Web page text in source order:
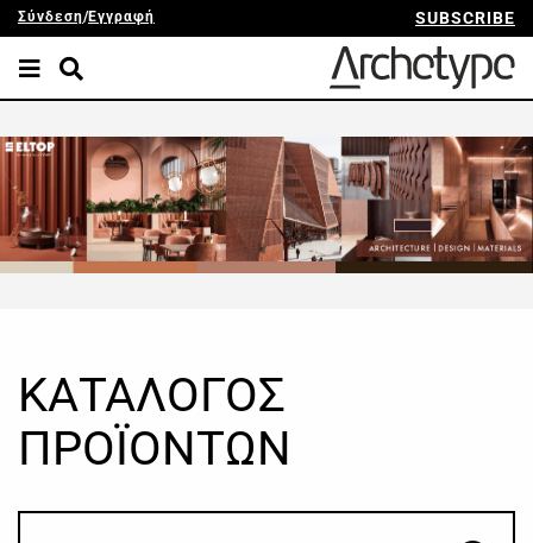
Σύνδεση/Εγγραφή SUBSCRIBE
ΚΑΤΑΛΟΓΟΣ
ΠΡΟΪΟΝΤΩΝ